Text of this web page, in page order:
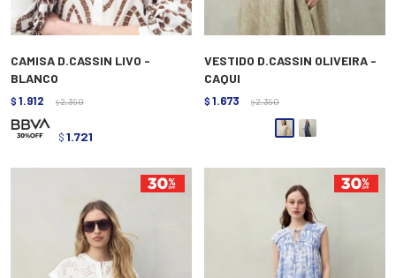
CAMISA D.CASSIN LIVO -
BLANCO
$ 1.912 $ 2.390
$ 1.721
VESTIDO D.CASSIN OLIVEIRA -
CAQUI
$ 1.673 $ 2.390